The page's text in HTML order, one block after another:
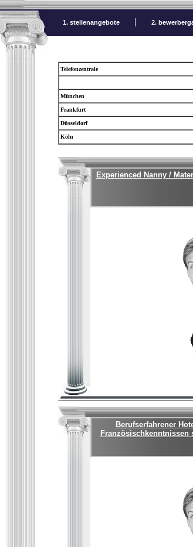
1. stellenangebote 2.
Telefonzentrale
München
Frankfurt
Düsseldorf
Köln
Experienced Nanny /
Berufserfahrener
Französischkenntnissen